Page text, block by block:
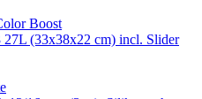
Boost
(33x38x22 cm) incl. Slider